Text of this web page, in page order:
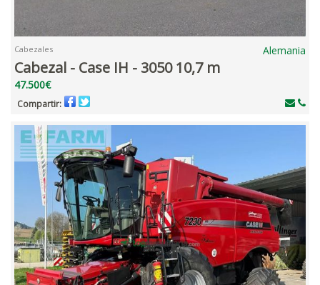
Cabezales Alemania
Cabezal - Case IH - 3050 10,7 m
47.500€
Compartir: